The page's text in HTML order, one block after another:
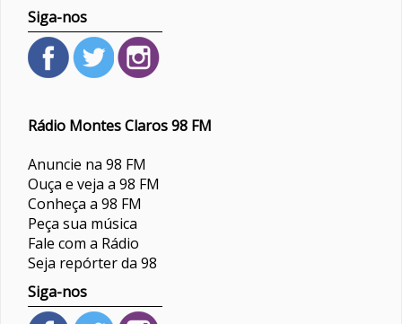
Siga-nos
Rádio Montes Claros 98 FM
Anuncie na 98 FM
Ouça e veja a 98 FM
Conheça a 98 FM
Peça sua música
Fale com a Rádio
Seja repórter da 98
Siga-nos